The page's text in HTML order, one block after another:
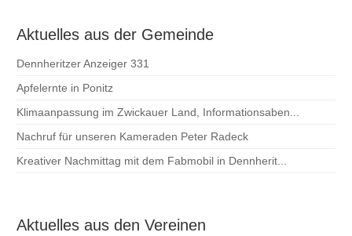
Aktuelles aus der Gemeinde
Dennheritzer Anzeiger 331
Apfelernte in Ponitz
Klimaanpassung im Zwickauer Land, Informationsaben...
Nachruf für unseren Kameraden Peter Radeck
Kreativer Nachmittag mit dem Fabmobil in Dennherit...
Aktuelles aus den Vereinen